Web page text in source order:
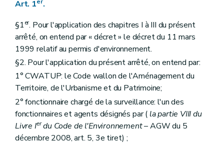
Art. 166
Art. 167
Art. 168
Art. 169
Art. 170
Art. 171
Art. 172
Art. 173
Art. 174
Art. 175
Art. 176
Sous-section 3 Déchets
Art. 177
Art. 1
.
§1er. Pour l'application des chapitres I à III du présent
arrêté, on entend par « décret » le décret du 11 mars
1999 relatif au permis d'environnement.
§2. Pour l'application du présent arrêté, on entend par:
1° CWATUP: le Code wallon de l'Aménagement du
Territoire, de l'Urbanisme et du Patrimoine;
2° fonctionnaire chargé de la surveillance: l'un des
fonctionnaires et agents désignés par ( la partie VIII du
Livre Ierdu Code de l'Environnement– AGW du 5
décembre 2008, art. 5, 3e tiret) ;